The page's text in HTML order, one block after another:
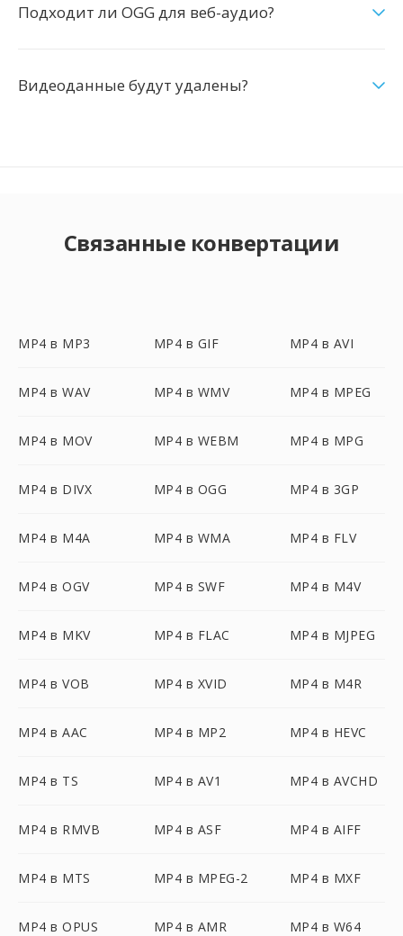
Подходит ли OGG для веб-аудио?
Видеоданные будут удалены?
Связанные конвертации
MP4 в MP3 MP4 в GIF MP4 в AVI
MP4 в WAV MP4 в WMV MP4 в MPEG
MP4 в MOV MP4 в WEBM MP4 в MPG
MP4 в DIVX MP4 в OGG MP4 в 3GP
MP4 в M4A MP4 в WMA MP4 в FLV
MP4 в OGV MP4 в SWF MP4 в M4V
MP4 в MKV MP4 в FLAC MP4 в MJPEG
MP4 в VOB MP4 в XVID MP4 в M4R
MP4 в AAC MP4 в MP2 MP4 в HEVC
MP4 в TS MP4 в AV1 MP4 в AVCHD
MP4 в RMVB MP4 в ASF MP4 в AIFF
MP4 в MTS MP4 в MPEG-2 MP4 в MXF
MP4 в OPUS MP4 в AMR MP4 в W64